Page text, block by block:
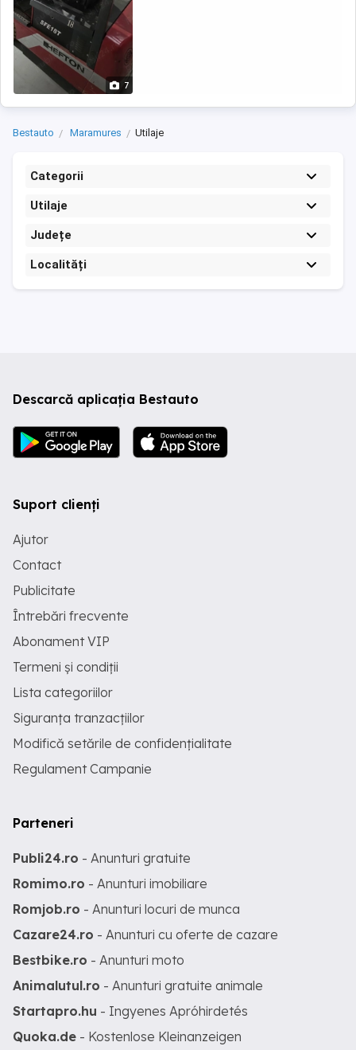
7
Bestauto Maramures Utilaje
Categorii
Utilaje
Județe
Localități
Descarcă aplicația Bestauto
Suport clienți
Ajutor
Contact
Publicitate
Întrebări frecvente
Abonament VIP
Termeni și condiții
Lista categoriilor
Siguranța tranzacțiilor
Modifică setările de confidențialitate
Regulament Campanie
Parteneri
Publi24.ro - Anunturi gratuite
Romimo.ro - Anunturi imobiliare
Romjob.ro - Anunturi locuri de munca
Cazare24.ro - Anunturi cu oferte de cazare
Bestbike.ro - Anunturi moto
Animalutul.ro - Anunturi gratuite animale
Startapro.hu - Ingyenes Apróhirdetés
Quoka.de - Kostenlose Kleinanzeigen